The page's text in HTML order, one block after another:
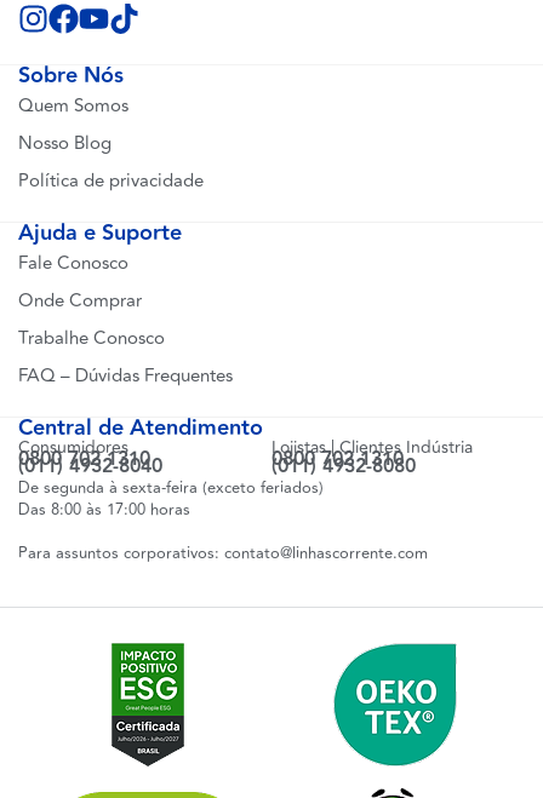
Sobre Nós
Quem Somos
Nosso Blog
Política de privacidade
Ajuda e Suporte
Fale Conosco
Onde Comprar
Trabalhe Conosco
FAQ – Dúvidas Frequentes
Central de Atendimento
Consumidores
0800 702 1310
(011) 4932-8040
Lojistas | Clientes Indústria
0800 702 1310
(011) 4932-8080
De segunda à sexta-feira (exceto feriados)
Das 8:00 às 17:00 horas
Para assuntos corporativos: contato@linhascorrente.com